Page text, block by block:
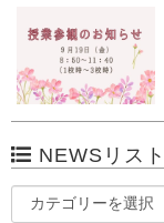
NEWSリスト